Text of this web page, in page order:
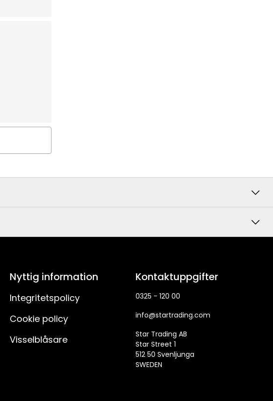
Nyttig information
Integritetspolicy
Cookie policy
Visselblåsare
Kontaktuppgifter
0325 - 120 00
info@startrading.com
Star Trading AB
Star Street 1
512 50 Svenljunga
SWEDEN